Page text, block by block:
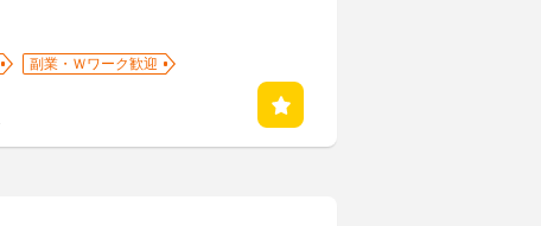
副業・Ｗワーク歓迎